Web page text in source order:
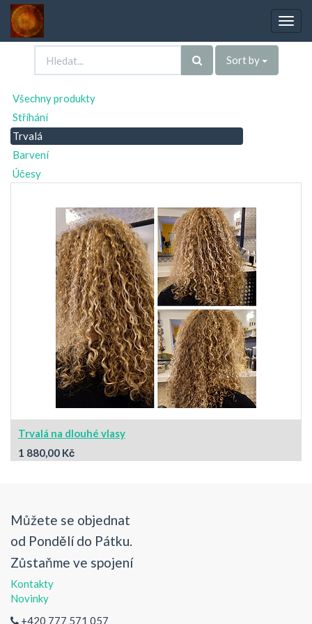
Sort by
Všechny produkty
Stříhání
Trvalá
Barvení
Účesy
Trvalá na dlouhé vlasy
1 880,00 Kč
Můžete se objednat
od Pondělí do Pátku.
Zůstaňme ve spojení
Kontakty
Novinky
+420 777 571 057